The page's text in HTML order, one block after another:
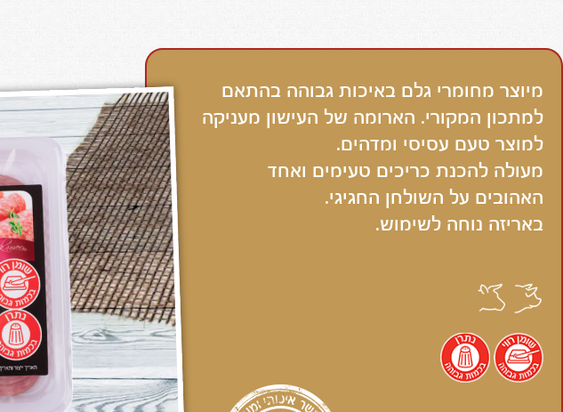
מיוצר מחומרי גלם באיכות גבוהה בהתאם
למתכון המקורי. הארומה של העישון מעניקה
למוצר טעם עסיסי ומדהים.
מעולה להכנת כריכים טעימים ואחד
האהובים על השולחן החגיגי.
באריזה נוחה לשימוש.